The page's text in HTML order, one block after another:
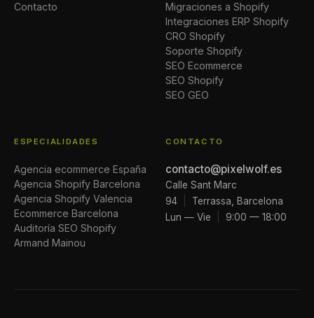
Contacto
Migraciones a Shopify
Integraciones ERP Shopify
CRO Shopify
Soporte Shopify
SEO Ecommerce
SEO Shopify
SEO GEO
ESPECIALIDADES
Agencia ecommerce España
Agencia Shopify Barcelona
Agencia Shopify Valencia
Ecommerce Barcelona
Auditoría SEO Shopify
Armand Mainou
CONTACTO
contacto@pixelwolf.es
Calle Sant Marc
94
Terrassa, Barcelona
Lun — Vie
9:00 — 18:00